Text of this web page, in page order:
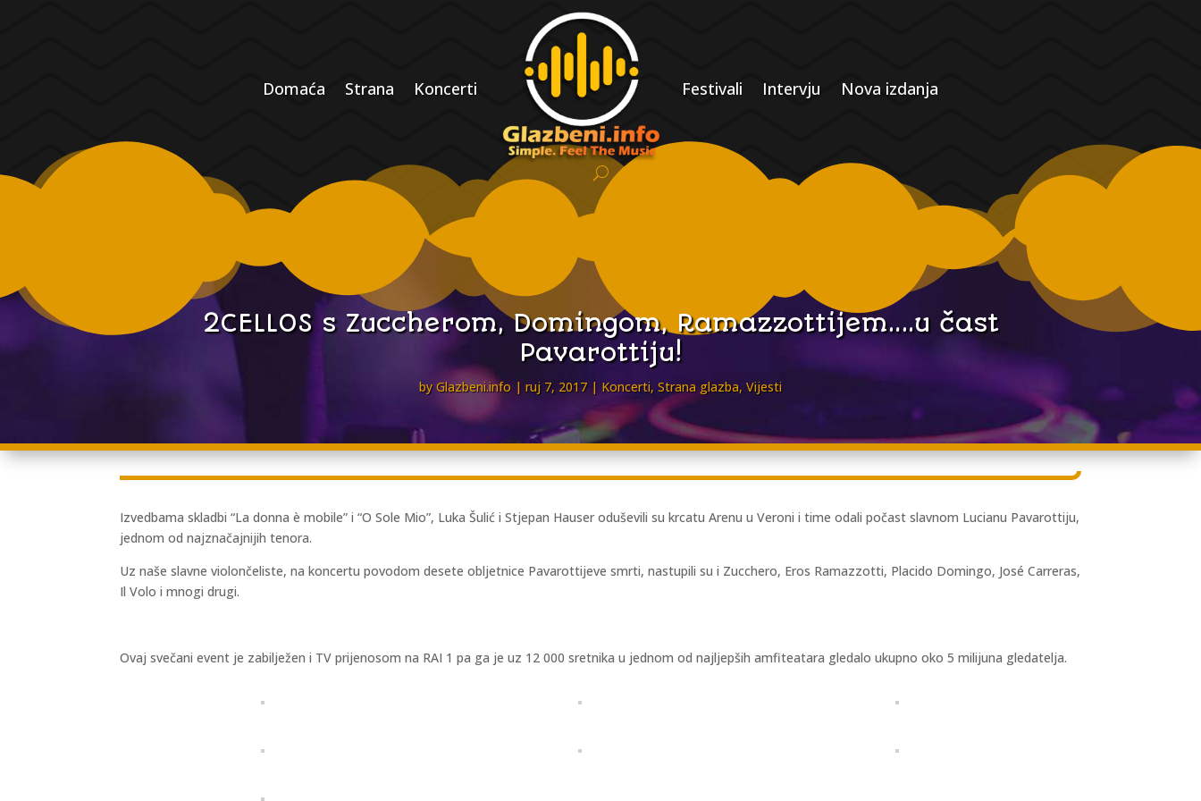
Domaća Strana Koncerti Festivali Intervju Nova izdanja
2CELLOS s Zuccherom, Domingom, Ramazzottijem….u čast
Pavarottiju!
byGlazbeni.info ruj 7, 2017 Koncerti, Strana glazba, Vijesti
Izvedbama skladbi “La donna è mobile” i “O Sole Mio”, Luka Šulić i Stjepan Hauser oduševili su krcatu Arenu u Veroni i time odali počast slavnom Lucianu Pavarottiju,
jednom od najznačajnijih tenora.
Uz naše slavne violončeliste, na koncertu povodom desete obljetnice Pavarottijeve smrti, nastupili su i Zucchero, Eros Ramazzotti, Placido Domingo, José Carreras,
Il Volo i mnogi drugi.
Ovaj svečani event je zabilježen i TV prijenosom na RAI 1 pa ga je uz 12 000 sretnika u jednom od najljepših amfiteatara gledalo ukupno oko 5 milijuna gledatelja.